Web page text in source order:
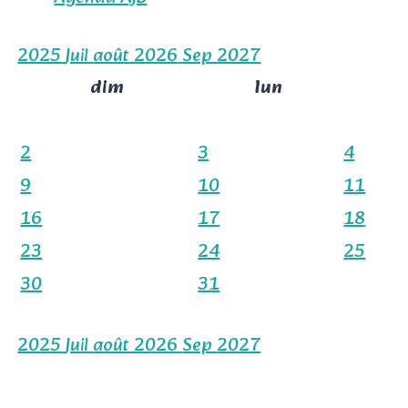
2025Juilaoût 2026Sep2027
dim
lun
2
3 4
9
10 11
16
17 18
23
24 25
30
31
2025Juilaoût 2026Sep2027